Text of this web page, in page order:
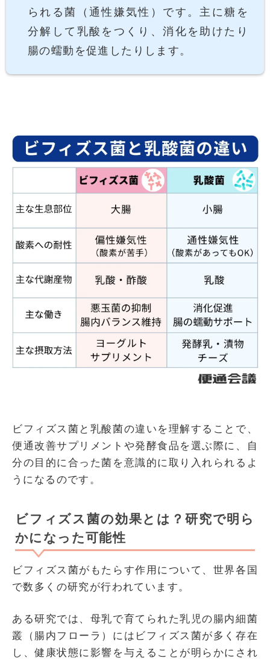
られる菌（通性嫌気性）です。主に糖を
分解して乳酸をつくり、消化を助けたり
腸の蠕動を促進したりします。
ビフィズス菌と乳酸菌の違いを理解することで、
便通改善サプリメントや発酵食品を選ぶ際に、自
分の目的に合った菌を意識的に取り入れられるよ
うになるのです。
ビフィズス菌の効果とは？研究で明ら
かになった可能性
ビフィズス菌がもたらす作用について、世界各国
で数多くの研究が行われています。
ある研究では、母乳で育てられた乳児の腸内細菌
叢（腸内フローラ）にはビフィズス菌が多く存在
し、健康状態に影響を与えることが明らかにされ